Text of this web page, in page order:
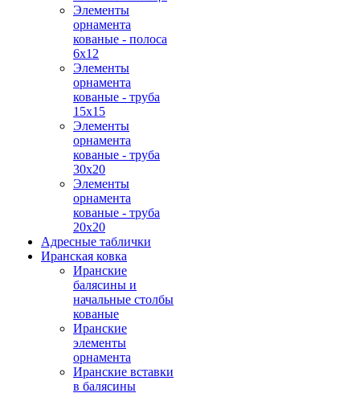
Элементы
орнамента
кованые - полоса
6х12
Элементы
орнамента
кованые - труба
15х15
Элементы
орнамента
кованые - труба
30х20
Элементы
орнамента
кованые - труба
20х20
Адресные таблички
Иранская ковка
Иранские
балясины и
начальные столбы
кованые
Иранские
элементы
орнамента
Иранские вставки
в балясины